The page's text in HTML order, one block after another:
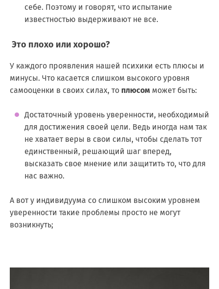
себе. Поэтому и говорят, что испытание
известностью выдерживают не все.
Это плохо или хорошо?
У каждого проявления нашей психики есть плюсы и
минусы. Что касается слишком высокого уровня
самооценки в своих силах, то плюсом может быть:
Достаточный уровень уверенности, необходимый
для достижения своей цели. Ведь иногда нам так
не хватает веры в свои силы, чтобы сделать тот
единственный, решающий шаг вперед,
высказать свое мнение или защитить то, что для
нас важно.
А вот у индивидуума со слишком высоким уровнем
уверенности такие проблемы просто не могут
возникнуть;